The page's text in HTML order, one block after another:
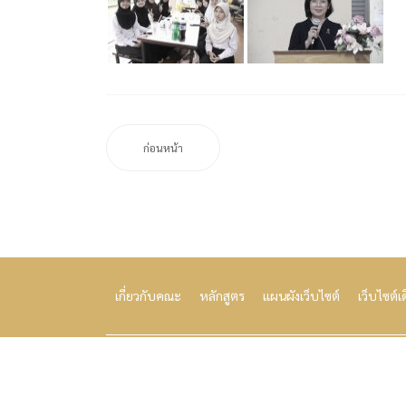
ก่อนหน้า
เกี่ยวกับคณะ หลักสูตร แผนผังเว็บไซต์ เว็บไซต์เ